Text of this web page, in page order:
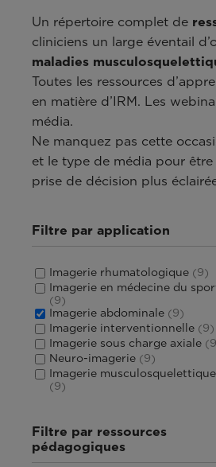
Un répertoire complet de
cliniciens un large éventail
maladies
Toutes les ressources
en matière d’IRM. Les
média.
Ne manquez pas cette
et le type de média pour
prise de décision plus
Filtre par application
Imagerie rhumatologique (9)
Imagerie en médecine du
(9)
Imagerie abdominale (9)
Imagerie interventionnelle (9)
Imagerie sous charge axiale
Neuro-imagerie (9)
Imagerie musculosquelettique
(9)
Filtre par ressources
pédagogiques